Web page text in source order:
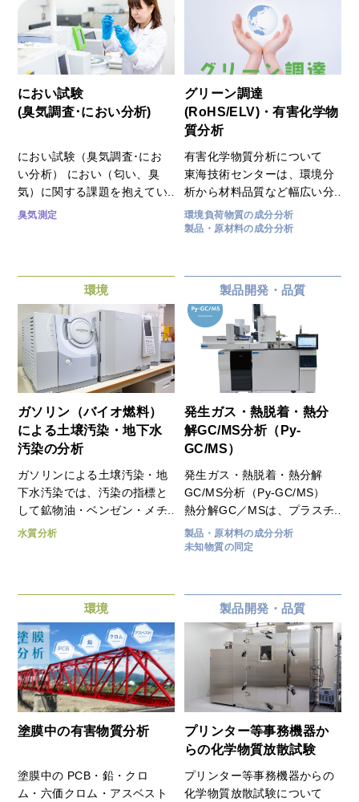
におい試験
(臭気調査･におい分析)
におい試験（臭気調査･にお
い分析） におい（匂い、臭
気）に関する課題を抱えてい
るお客様は業種も内容もさま
の測定分析を行っています。
また、悪臭防止法に基づく臭
気測定においては、現場での
サンプリングから対応できる
体制により、臭気調査から測
定まで、すべてサポートさせ
ていただいております。にお
いを評価するための最新設備
や、評価に関する蓄積してき
た知見を生かし、課題解決を
お手伝いいたします。
臭気測定
グリーン調達
(RoHS/ELV)・有害化学物
質分析
有害化学物質分析について
東海技術センターは、環境分
析から材料品質など幅広い分
析測定の専門機関として、こ
れらCSRに関する有害化学物
達成」や「グリーン調達」を
お手伝いさせて頂きます。
環境負荷物質の成分分析
製品・原材料の成分分析
環境
ガソリン（バイオ燃料）
による土壌汚染・地下水
汚染の分析
ガソリンによる土壌汚染・地
下水汚染では、汚染の指標と
して鉱物油・ベンゼン・メチ
ルターシャリーブチルエーテ
ルエーテル(ETBE)も重要な
項目の１つとなってきまし
た。東海技術センターでは、
従来からの鉱物油・ベンゼ
ン・MTBE分析に加え、
ETBE分析にも対応してお
り、ベンゼン・MTBEなどの
揮発性有機化合物との同時分
析が可能です。
水質分析
製品開発・品質
発生ガス・熱脱着・熱分
解GC/MS分析（Py-
GC/MS）
発生ガス・熱脱着・熱分解
GC/MS分析（Py-GC/MS）
熱分解GC／MSは、プラスチ
ックや樹脂、ゴム、塗料、異
物など高分子材料の分析に有
で分析可能です。試料を最大
1000度まで昇温加熱し、発
生ガス成分の種類や量を分析
します。製品中の残留モノマ
ーや残留溶媒を把握すること
で品質管理に活用しトラブル
の未然防止への活用や添加剤
成分を調べることでサプライ
ヤーのサイレントチェンジの
把握に有効です。 指定の加
熱温度で発生する微量なガス
成分の解析が可能です。
製品・原材料の成分分析
未知物質の同定
環境
塗膜中の有害物質分析
塗膜中の PCB・鉛・クロ
ム・六価クロム・アスベスト
製品開発・品質
プリンター等事務機器か
らの化学物質放散試験
プリンター等事務機器からの
化学物質放散試験について